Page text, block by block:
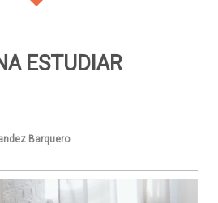
ESTUDIAR
Barquero